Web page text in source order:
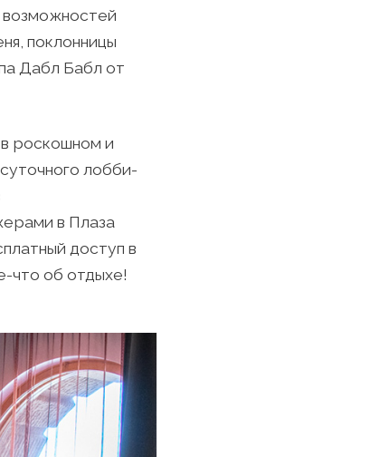
возможностей
поклонницы
Дабл Бабл от
роскошном и
лобби-
в Плаза
доступ в
что об отдыхе!